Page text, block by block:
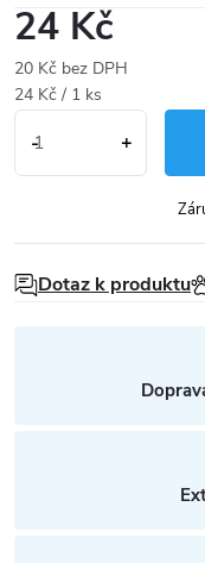
24 Kč
20 Kč bez DPH
Měrná
24 Kč / 1 ks
Dotaz k produktu